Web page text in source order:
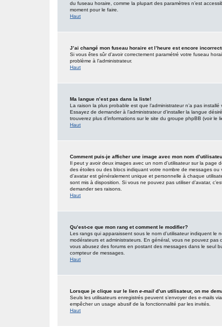
du fuseau horaire, comme la plupart des paramètres n’est
moment pour le faire.
Haut
J’ai changé mon fuseau horaire et l’heure est encore
Si vous êtes sûr d’avoir correctement paramétré votre fuseau
problème à l’administrateur.
Haut
Ma langue n’est pas dans la liste!
La raison la plus probable est que l’administrateur n’a pas
Essayez de demander à l’administrateur d’installer la langue
trouverez plus d’informations sur le site du groupe phpBB (voir le
Haut
Comment puis-je afficher une image avec mon nom
Il peut y avoir deux images avec un nom d’utilisateur sur la
des étoiles ou des blocs indiquant votre nombre de messages
d’avatar est généralement unique et personnelle à chaque
sont mis à disposition. Si vous ne pouvez pas utiliser d’avatar,
demander ses raisons.
Haut
Qu’est-ce que mon rang et comment le modifier?
Les rangs qui apparaissent sous le nom d’utilisateur indiquent
modérateurs et administrateurs. En général, vous ne pouvez pas
vous abusez des forums en postant des messages dans le seul
compteur de messages.
Haut
Lorsque je clique sur le lien e-mail d’un utilisateur, on me
Seuls les utilisateurs enregistrés peuvent s’envoyer des e-mails
empêcher un usage abusif de la fonctionnalité par les invités.
Haut